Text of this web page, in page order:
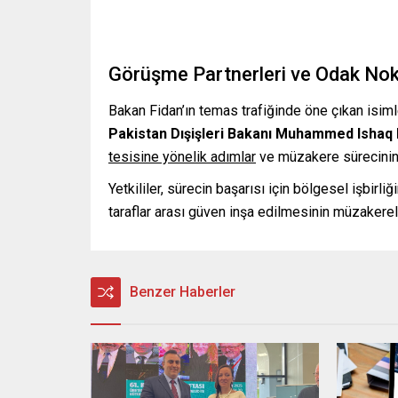
Görüşme Partnerleri ve Odak
Bakan Fidan’ın temas trafiğinde öne çıkan
Pakistan Dışişleri Bakanı Muhammed Ishaq
tesisine yönelik adımlar ve müzakere
Yetkililer, sürecin başarısı için bölgesel
taraflar arası güven inşa edilmesinin
Benzer Haberler